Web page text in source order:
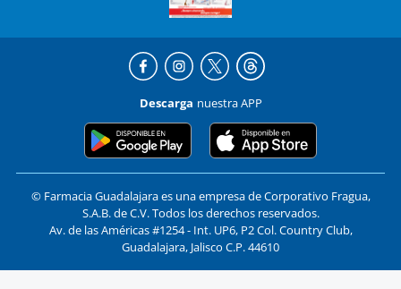
Descarga nuestra APP
© Farmacia Guadalajara es una empresa de Corporativo Fragua,
S.A.B. de C.V. Todos los derechos reservados.
Av. de las Américas #1254 - Int. UP6, P2 Col. Country Club,
Guadalajara, Jalisco C.P. 44610